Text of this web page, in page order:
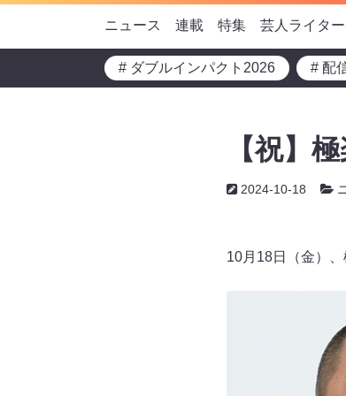
ニュース 連載 特集 芸人ライタ
# ダブルインパクト2026 # 配
【祝】
2024-10-18
10月18日（金）